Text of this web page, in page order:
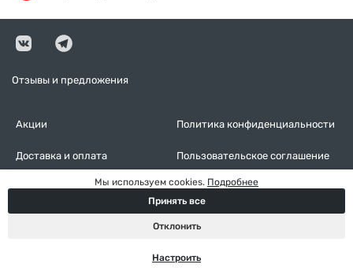
Отзывы и предложения
Акции
Доставка и оплата
Контакты
Политика конфиденциальности
Пользовательское соглашение
Оставить отзыв
Мы используем cookies. Подробнее
Принять все
Отклонить
Настроить